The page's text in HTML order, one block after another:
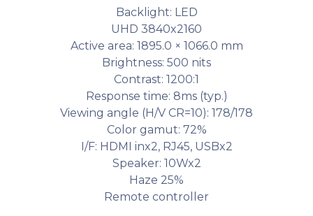
Backlight: LED
UHD 3840x2160
Active area: 1895.0 × 1066.0 mm
Brightness: 500 nits
Contrast: 1200:1
Response time: 8ms (typ.)
Viewing angle (H/V CR=10): 178/178
Color gamut: 72%
I/F: HDMI inx2, RJ45, USBx2
Speaker: 10Wx2
Haze 25%
Remote controller